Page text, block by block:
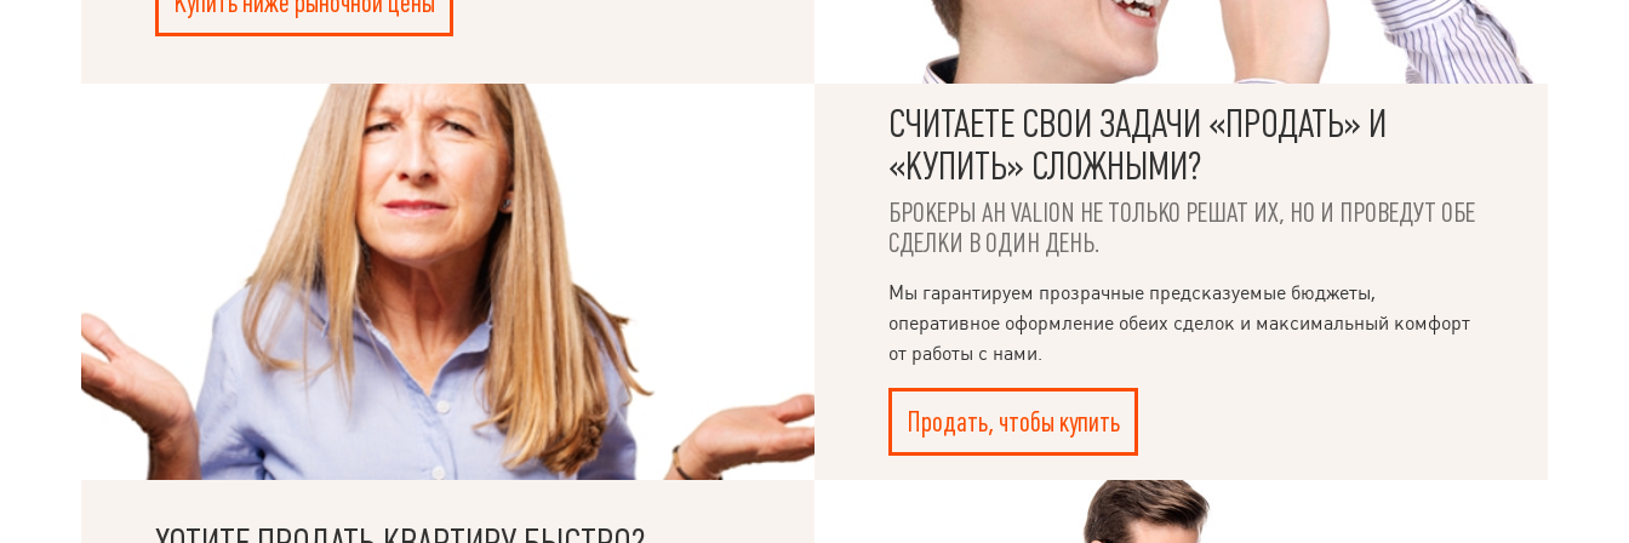
СЧИТАЕТЕ СВОИ ЗАДАЧИ «ПРОДАТЬ» И
«КУПИТЬ» СЛОЖНЫМИ?
БРОКЕРЫ АН VALION НЕ ТОЛЬКО РЕШАТ ИХ, НО И ПРОВЕДУТ ОБЕ
СДЕЛКИ В ОДИН ДЕНЬ.
Мы гарантируем прозрачные предсказуемые бюджеты,
оперативное оформление обеих сделок и максимальный комфорт
от работы с нами.
Продать, чтобы купить